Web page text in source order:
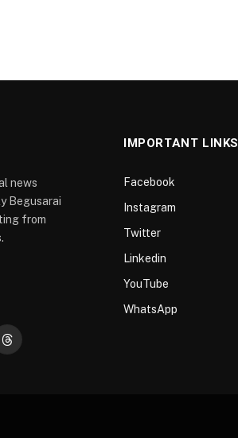
news
Begusarai
from
Threads
IMPORTANT LINKS
Facebook
Instagram
Twitter
Linkedin
YouTube
WhatsApp